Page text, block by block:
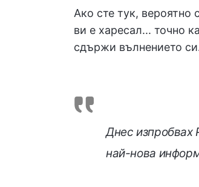
Ако сте тук, вероятно
ви е харесал... точно
сдържи вълнението
Днес изпробвах
най-нова